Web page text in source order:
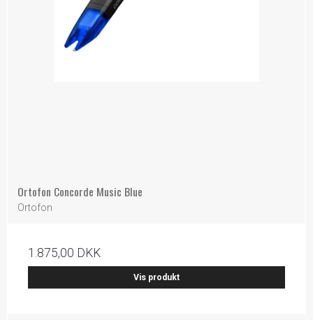
Ortofon Concorde Music Blue
Ortofon
1.875,00 DKK
Vis produkt